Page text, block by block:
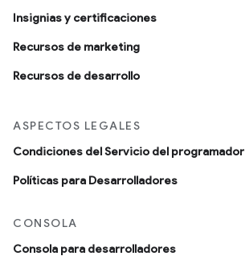
Insignias y certificaciones
Recursos de marketing
Recursos de desarrollo
ASPECTOS LEGALES
Condiciones del Servicio del programador
Políticas para Desarrolladores
CONSOLA
Consola para desarrolladores